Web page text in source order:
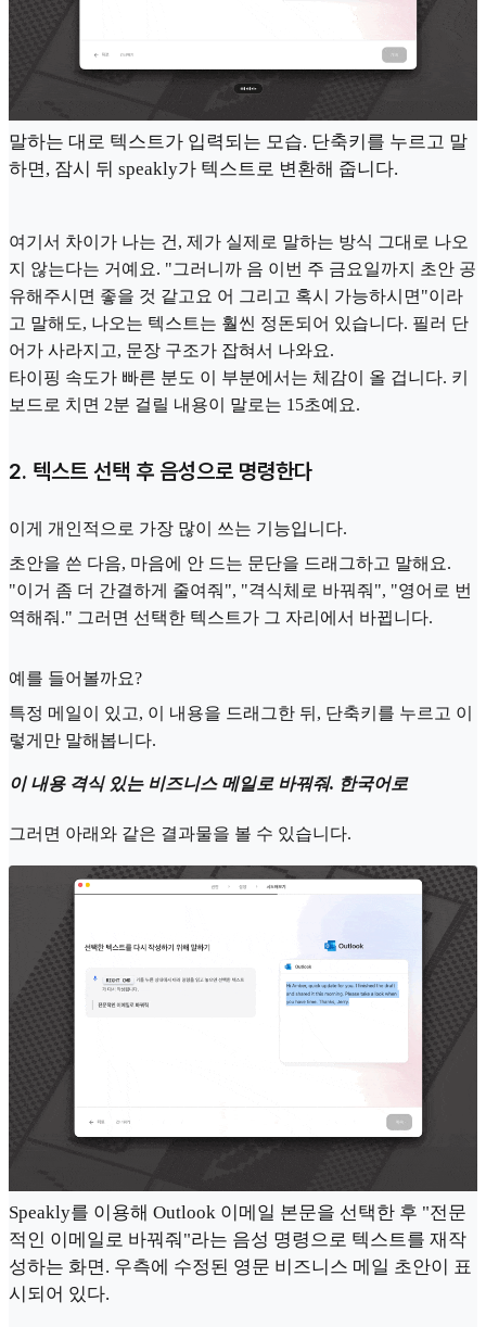
말하는 대로 텍스트가 입력되는 모습. 단축키를 누르고 말
하면, 잠시 뒤 speakly가 텍스트로 변환해 줍니다.
여기서 차이가 나는 건, 제가 실제로 말하는 방식 그대로 나오
지 않는다는 거예요. "그러니까 음 이번 주 금요일까지 초안 공
유해주시면 좋을 것 같고요 어 그리고 혹시 가능하시면"이라
고 말해도, 나오는 텍스트는 훨씬 정돈되어 있습니다. 필러 단
어가 사라지고, 문장 구조가 잡혀서 나와요.
타이핑 속도가 빠른 분도 이 부분에서는 체감이 올 겁니다. 키
보드로 치면 2분 걸릴 내용이 말로는 15초예요.
2. 텍스트 선택 후 음성으로 명령한다
이게 개인적으로 가장 많이 쓰는 기능입니다.
초안을 쓴 다음, 마음에 안 드는 문단을 드래그하고 말해요.
"이거 좀 더 간결하게 줄여줘", "격식체로 바꿔줘", "영어로 번
역해줘." 그러면 선택한 텍스트가 그 자리에서 바뀝니다.
예를 들어볼까요?
특정 메일이 있고, 이 내용을 드래그한 뒤, 단축키를 누르고 이
렇게만 말해봅니다.
이 내용 격식 있는 비즈니스 메일로 바꿔줘. 한국어로
그러면 아래와 같은 결과물을 볼 수 있습니다.
Speakly를 이용해 Outlook 이메일 본문을 선택한 후 "전문
적인 이메일로 바꿔줘"라는 음성 명령으로 텍스트를 재작
성하는 화면. 우측에 수정된 영문 비즈니스 메일 초안이 표
시되어 있다.